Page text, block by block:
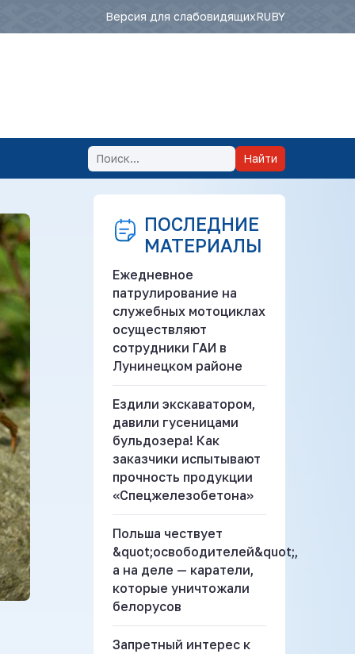
Версия для слабовидящихRUBY
Найти
ПОСЛЕДНИЕ
МАТЕРИАЛЫ
Ежедневное
патрулирование на
служебных мотоциклах
осуществляют
сотрудники ГАИ в
Лунинецком районе
Ездили экскаватором,
давили гусеницами
бульдозера! Как
заказчики испытывают
прочность продукции
«Спецжелезобетона»
Польша чествует
&quot;освободителей&quot;,
а на деле — каратели,
которые уничтожали
белорусов
Запретный интерес к